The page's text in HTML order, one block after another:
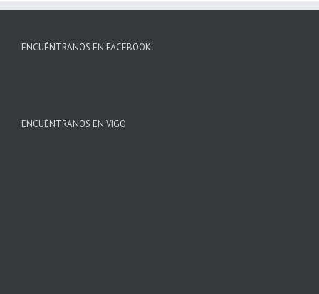
ENCUÉNTRANOS EN FACEBOOK
ENCUÉNTRANOS EN VIGO